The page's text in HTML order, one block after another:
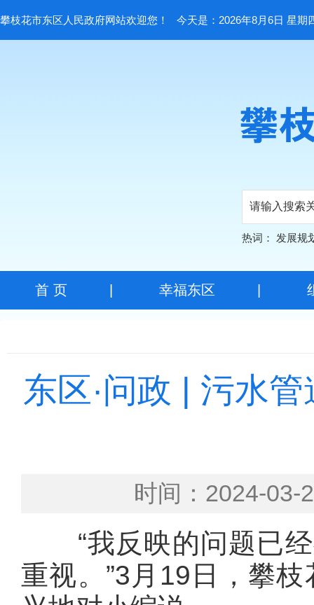
攀枝花市东区人民政府网站欢迎您！ 今天是：2026年8月6日 星期
热词： 发展规
首 页| 幸福东区
东区·问政 | 污水
时间：2024-
“我反映的问题已经
重视。”3月19日，攀